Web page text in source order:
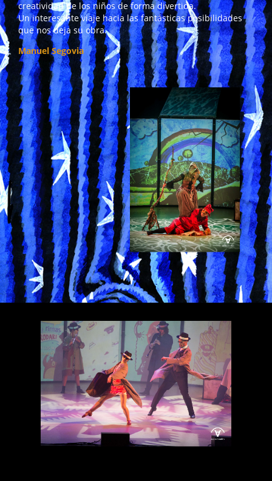
creatividad de los niños de forma divertida.
Un interesante viaje hacia las fantásticas posibilidades
que nos deja su obra.
Manuel Segovia